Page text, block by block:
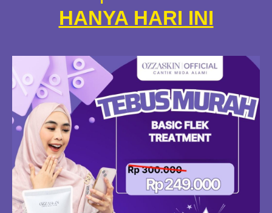
HANYA HARI INI